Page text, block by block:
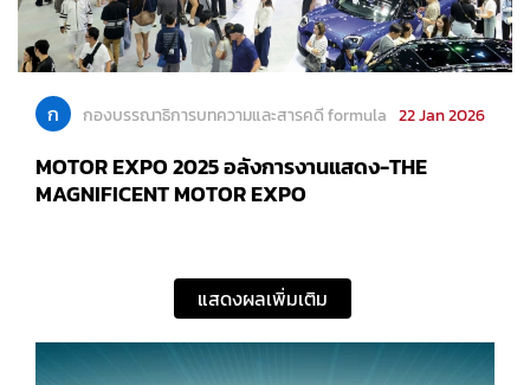
ก กองบรรณาธิการบทความและสารคดี formula 22 Jan 2026
MOTOR EXPO 2025 อลังการงานแสดง-THE
MAGNIFICENT MOTOR EXPO
แสดงผลเพิ่มเติม